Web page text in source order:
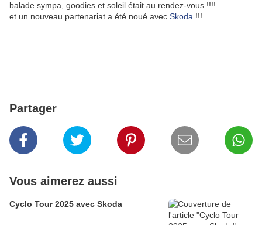
balade sympa, goodies et soleil était au rendez-vous !!!!
et un nouveau partenariat a été noué avec Skoda !!!
Partager
Vous aimerez aussi
Cyclo Tour 2025 avec Skoda